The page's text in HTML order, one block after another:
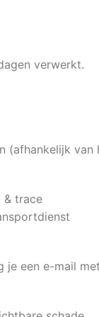
verwerkt.
(afhankelijk
& trace
je een e-mail